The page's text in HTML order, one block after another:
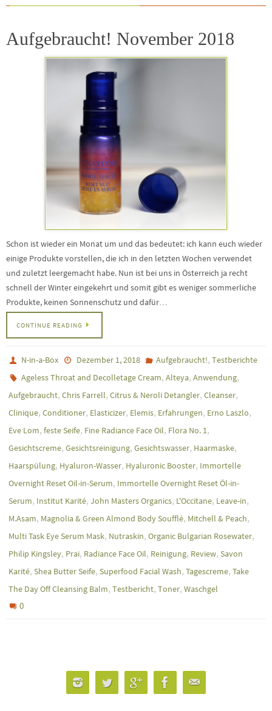
Aufgebraucht! November 2018
Schon ist wieder ein Monat um und das bedeutet: ich kann euch wieder
einige Produkte vorstellen, die ich in den letzten Wochen verwendet
und zuletzt leergemacht habe. Nun ist bei uns in Österreich ja recht
schnell der Winter eingekehrt und somit gibt es weniger sommerliche
Produkte, keinen Sonnenschutz und dafür…
CONTINUE READING
N-in-a-Box Dezember 1, 2018 Aufgebraucht!, Testberichte
Ageless Throat and Decolletage Cream,Alteya,Anwendung,
Aufgebraucht, Chris Farrell, Citrus & Neroli Detangler, Cleanser,
Clinique, Conditioner, Elasticizer, Elemis, Erfahrungen, Erno Laszlo,
Eve Lom, feste Seife, Fine Radiance Face Oil, Flora No. 1,
Gesichtscreme, Gesichtsreinigung, Gesichtswasser, Haarmaske,
Haarspülung, Hyaluron-Wasser, Hyaluronic Booster, Immortelle
Overnight Reset Oil-in-Serum, Immortelle Overnight Reset Öl-in-
Serum, Institut Karité, John Masters Organics, L'Occitane, Leave-in,
M.Asam, Magnolia & Green Almond Body Soufflé, Mitchell & Peach,
Multi Task Eye Serum Mask, Nutraskin, Organic Bulgarian Rosewater,
Philip Kingsley, Prai, Radiance Face Oil, Reinigung, Review, Savon
Karité, Shea Butter Seife, Superfood Facial Wash, Tagescreme, Take
The Day Off Cleansing Balm, Testbericht, Toner, Waschgel
0